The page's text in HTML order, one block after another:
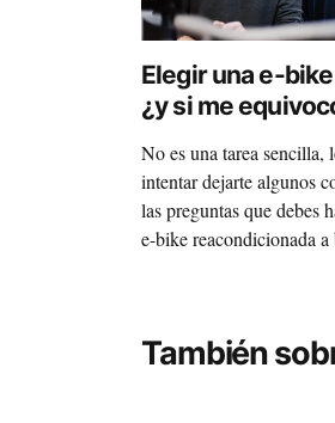
Elegir una e-
¿y si me
No es una tarea sencilla,
intentar dejarte algunos
las preguntas que debes
e-bike reacondicionada
También